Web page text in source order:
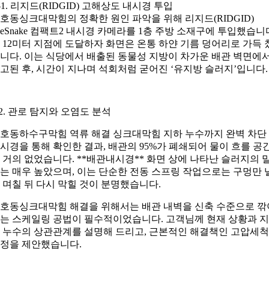
리지드(RIDGID) 고해상도 내시경 투입
동싱크대막힘의 정확한 원인 파악을 위해 리지드(RIDGID)
컴팩트2 내시경 카메라를 1층 주방 소재구에 투입했습니
12미터 지점에 도달하자 화면은 온통 하얀 기름 덩어리로 가득
다. 이는 식당에서 배출된 동물성 지방이 차가운 배관 벽면에
된 후, 시간이 지나며 석회처럼 굳어진 ‘유지방 슬러지’입니다.
관로 탐지와 오염도 분석
동하수구막힘 역류 해결 싱크대막힘 지하 누수까지 완벽 차단
경을 통해 확인한 결과, 배관의 95%가 폐쇄되어 물이 흐를 공
거의 없었습니다. **배관내시경** 화면 상에 나타난 슬러지의
매우 높았으며, 이는 단순한 전동 스프링 작업으로는 구멍만
며칠 뒤 다시 막힐 것이 분명했습니다.
동싱크대막힘 해결을 위해서는 배관 내벽을 신축 수준으로 깎
스케일링 공법이 필수적이었습니다. 고객님께 현재 상황과
누수의 상관관계를 설명해 드리고, 근본적인 해결책인 고압세척
을 제안했습니다.